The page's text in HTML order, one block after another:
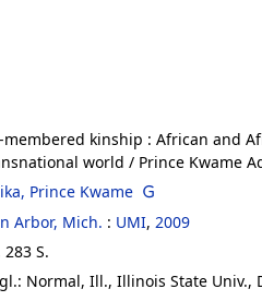
membered kinship : African and
world / Prince Kwame
Prince Kwame
Arbor, Mich. : UMI, 2009
S.
Normal, Ill., Illinois State Univ.,